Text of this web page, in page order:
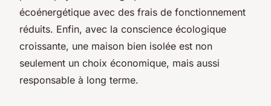
écoénergétique avec des frais de fonctionnement
réduits. Enfin, avec la conscience écologique
croissante, une maison bien isolée est non
seulement un choix économique, mais aussi
responsable à long terme.